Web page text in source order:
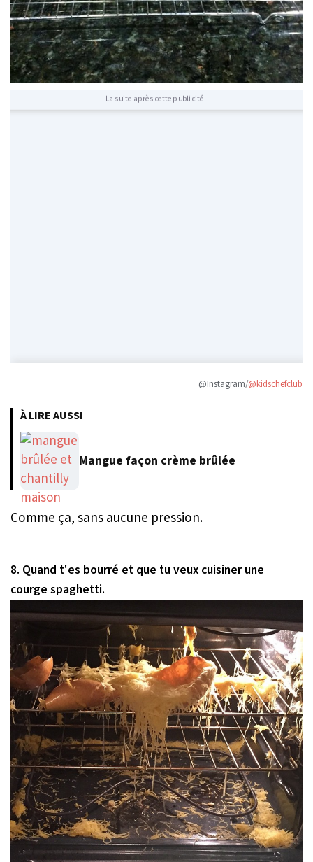
La suite après cette publicité
@Instagram/@kidschefclub
À LIRE AUSSI
Mangue façon crème brûlée
Comme ça, sans aucune pression.
8. Quand t'es bourré et que tu veux cuisiner une
courge spaghetti.